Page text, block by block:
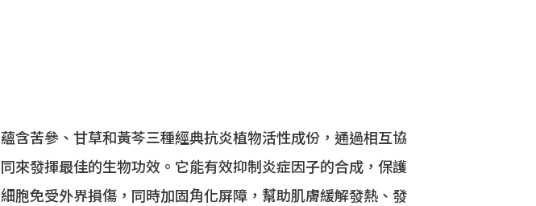
蘊含苦參、甘草和黃芩三種經典抗炎植物活性成份，通過相互協
同來發揮最佳的生物功效。它能有效抑制炎症因子的合成，保護
細胞免受外界損傷，同時加固角化屏障，幫助肌膚緩解發熱、發